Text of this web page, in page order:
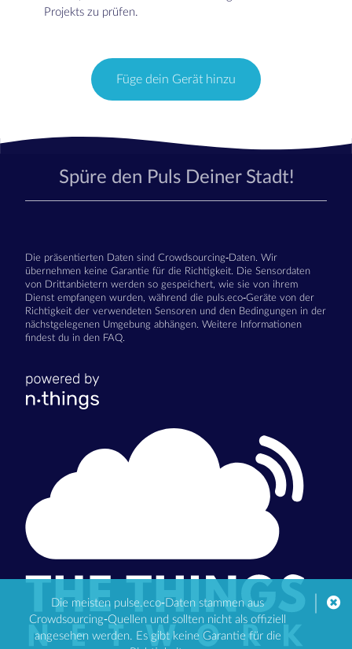
Die meisten pulse.eco-Daten stammen aus
Crowdsourcing-Quellen und sollten nicht als offiziell
angesehen werden. Es gibt keine Garantie für die
Projekts zu prüfen.
Füge dein Gerät hinzu
Spüre den Puls Deiner Stadt!
Die präsentierten Daten sind Crowdsourcing-Daten. Wir
übernehmen keine Garantie für die Richtigkeit. Die Sensordaten
von Drittanbietern werden so gespeichert, wie sie von ihrem
Dienst empfangen wurden, während die puls.eco-Geräte von der
Richtigkeit der verwendeten Sensoren und den Bedingungen in der
nächstgelegenen Umgebung abhängen. Weitere Informationen
findest du in den FAQ.